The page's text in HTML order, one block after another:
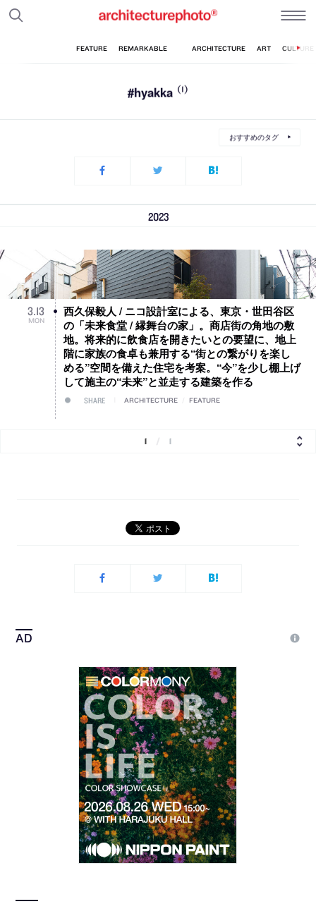
#hyakka (1)
おすすめのタグ
2023
3.13
MON
西久保毅人 / ニコ設計室による、東京・世田谷区
の「未来食堂 / 縁舞台の家」。商店街の角地の敷
地。将来的に飲食店を開きたいとの要望に、地上
階に家族の食卓も兼用する“街との繋がりを楽し
める”空間を備えた住宅を考案。“今”を少し棚上げ
して施主の“未来”と並走する建築を作る
SHARE ARCHITECTURE FEATURE
1 1